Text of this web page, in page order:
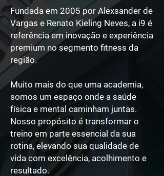
Fundada em 2005 por Alexsander de
Vargas e Renato Kieling Neves, a i9 é
referência em inovação e experiência
premium no segmento fitness da
região.
Muito mais do que uma academia,
somos um espaço onde a saúde
física e mental caminham juntas.
Nosso propósito é transformar o
treino em parte essencial da sua
rotina, elevando sua qualidade de
vida com excelência, acolhimento e
resultado.